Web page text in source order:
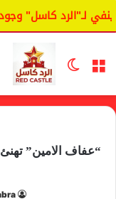
لـ"الرد كاسل" وجود
القائمة الوضع المظلم
“عفاف الامين”